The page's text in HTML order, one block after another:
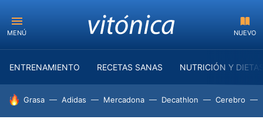
MENÚ NUEVO
ENTRENAMIENTO RECETAS SANAS NUTRICIÓN Y
HOY SE HABLA DE
Grasa Adidas Mercadona Decathlon Cerebro